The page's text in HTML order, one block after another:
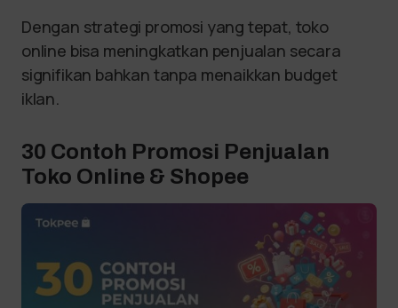
Dengan strategi promosi yang tepat, toko
online bisa meningkatkan penjualan secara
signifikan bahkan tanpa menaikkan budget
iklan.
30 Contoh Promosi Penjualan
Toko Online & Shopee